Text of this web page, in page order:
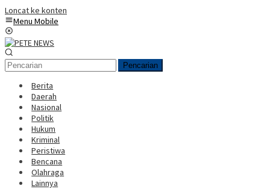
Loncat ke konten
Menu Mobile
Pencarian
Berita
Daerah
Nasional
Politik
Hukum
Kriminal
Peristiwa
Bencana
Olahraga
Lainnya